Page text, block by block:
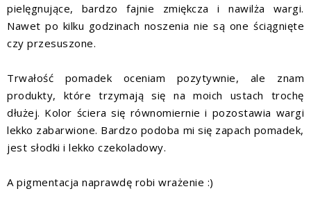
pielęgnujące, bardzo fajnie zmiękcza i nawilża wargi.
Nawet po kilku godzinach noszenia nie są one ściągnięte
czy przesuszone.
Trwałość pomadek oceniam pozytywnie, ale znam
produkty, które trzymają się na moich ustach trochę
dłużej. Kolor ściera się równomiernie i pozostawia wargi
lekko zabarwione. Bardzo podoba mi się zapach pomadek,
jest słodki i lekko czekoladowy.
A pigmentacja naprawdę robi wrażenie :)